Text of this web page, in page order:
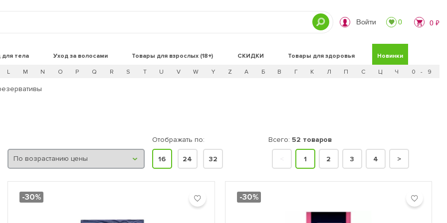
Войти 0 0 ₽
для тела Уход за волосами Товары для взрослых (18+) СКИДКИ Новинки
Товары для здоровья
L M N O P Q R S T U V W Y Z А Б В Г К Л П С Ц Ч 0 - 9
Отображать по:
16 24 32
Всего: 52 товаров
1 2 3 4 >
-30% -30%